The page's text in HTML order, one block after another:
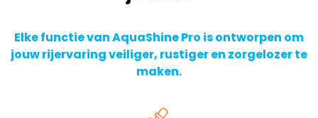
Elke functie van AquaShine Pro is ontworpen om
jouw rijervaring veiliger, rustiger en zorgelozer te
maken.